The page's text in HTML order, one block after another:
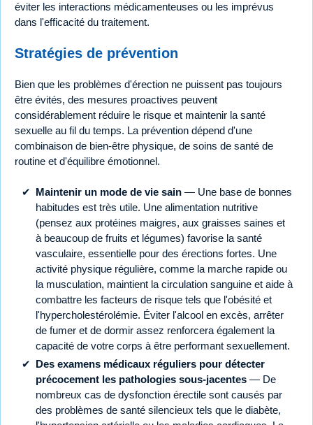
éviter les interactions médicamenteuses ou les imprévus
dans l'efficacité du traitement.
Stratégies de prévention
Bien que les problèmes d'érection ne puissent pas toujours
être évités, des mesures proactives peuvent
considérablement réduire le risque et maintenir la santé
sexuelle au fil du temps. La prévention dépend d'une
combinaison de bien-être physique, de soins de santé de
routine et d'équilibre émotionnel.
Maintenir un mode de vie sain — Une base de bonnes
habitudes est très utile. Une alimentation nutritive
(pensez aux protéines maigres, aux graisses saines et
à beaucoup de fruits et légumes) favorise la santé
vasculaire, essentielle pour des érections fortes. Une
activité physique régulière, comme la marche rapide ou
la musculation, maintient la circulation sanguine et aide à
combattre les facteurs de risque tels que l'obésité et
l'hypercholestérolémie. Éviter l'alcool en excès, arrêter
de fumer et de dormir assez renforcera également la
capacité de votre corps à être performant sexuellement.
Des examens médicaux réguliers pour détecter
précocement les pathologies sous-jacentes — De
nombreux cas de dysfonction érectile sont causés par
des problèmes de santé silencieux tels que le diabète,